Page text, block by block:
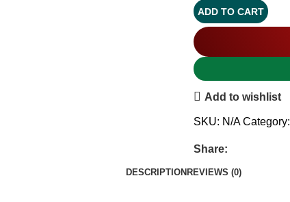
ADD TO CART
Add to wishlist
SKU: N/ACategory:
Share:
DESCRIPTION REVIEWS (0)